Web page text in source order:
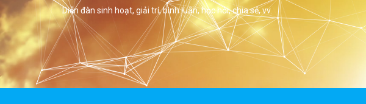
Diễn đàn sinh hoạt, giải trí, bình luân, học hỏi, chia sẻ, vv.